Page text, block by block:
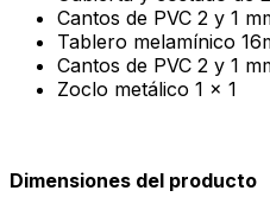
Cantos de PVC 2 y 1
Tablero melamínico
Cantos de PVC 2 y 1
Zoclo metálico 1 x 1
Dimensiones del producto